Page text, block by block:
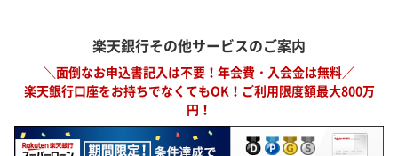
楽天銀行その他サービスのご案内
＼面倒なお申込書記入は不要！年会費・入会金は無料／
楽天銀行口座をお持ちでなくてもOK！ご利用限度額最大800万
円！